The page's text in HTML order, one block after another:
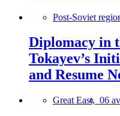
Post-Soviet
Diplomacy in
Tokayev’s
and Resume
Great East, 06